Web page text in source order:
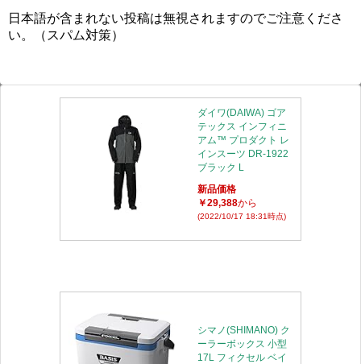
日本語が含まれない投稿は無視されますのでご注意くださ
い。（スパム対策）
ダイワ(DAIWA) ゴア
テックス インフィニ
アム™ プロダクト レ
インスーツ DR-1922
ブラック L
新品価格
￥29,388から
(2022/10/17 18:31時点)
シマノ(SHIMANO) ク
ーラーボックス 小型
17L フィクセル ベイ